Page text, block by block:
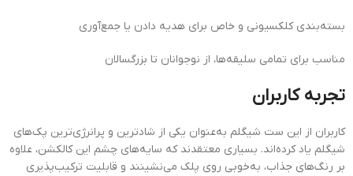
بسته‌بندی کلکسیونی و خاص برای هدیه دادن یا جمع‌آوری
مناسب برای تمامی سلیقه‌ها، از نوجوانان تا بزرگسالان
تجربه کاربران
کاربران از این ست شیگلم به‌عنوان یکی از شادترین و پرانرژی‌ترین پک‌های
شیگلم یاد کرده‌اند. بسیاری معتقدند که سایه‌های چشم این کالکشن، علاوه
بر رنگ‌های جذاب، به‌خوبی روی پلک می‌نشینند و قابلیت ترکیب‌پذیری